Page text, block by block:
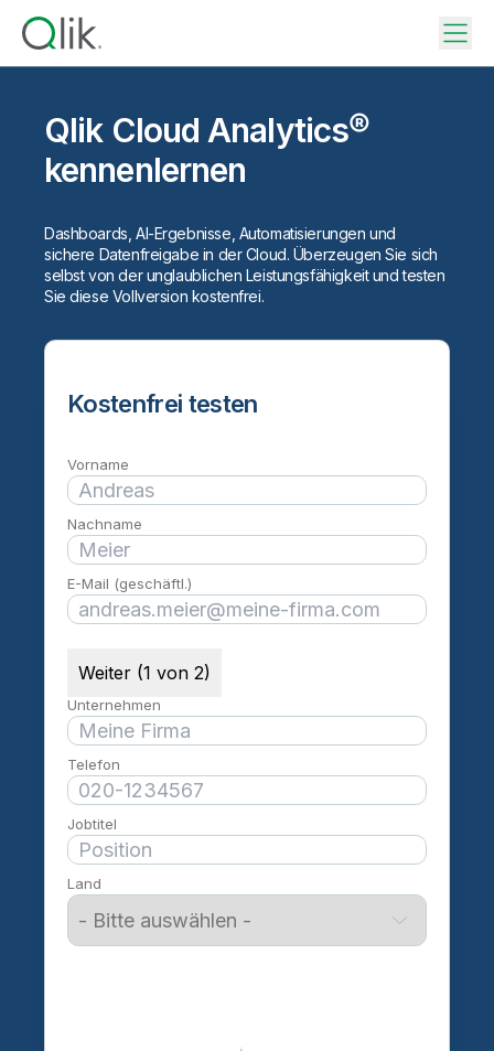
Qlik Cloud Analytics®
kennenlernen
Dashboards, AI-Ergebnisse, Automatisierungen und
sichere Datenfreigabe in der Cloud. Überzeugen Sie sich
selbst von der unglaublichen Leistungsfähigkeit und testen
Sie diese Vollversion kostenfrei.
Kostenfrei testen
Vorname
Nachname
E-Mail (geschäftl.)
Weiter (1 von 2)
Unternehmen
Telefon
Jobtitel
Land